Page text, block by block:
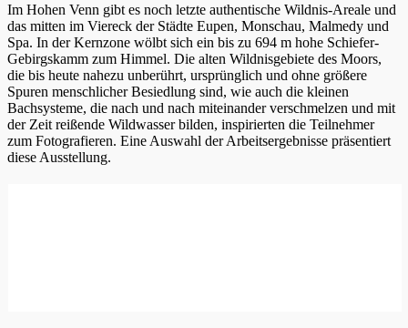
Im Hohen Venn gibt es noch letzte authentische Wildnis-Areale und
das mitten im Viereck der Städte Eupen, Monschau, Malmedy und
Spa. In der Kernzone wölbt sich ein bis zu 694 m hohe Schiefer-
Gebirgskamm zum Himmel. Die alten Wildnisgebiete des Moors,
die bis heute nahezu unberührt, ursprünglich und ohne größere
Spuren menschlicher Besiedlung sind, wie auch die kleinen
Bachsysteme, die nach und nach miteinander verschmelzen und mit
der Zeit reißende Wildwasser bilden, inspirierten die Teilnehmer
zum Fotografieren. Eine Auswahl der Arbeitsergebnisse präsentiert
diese Ausstellung.